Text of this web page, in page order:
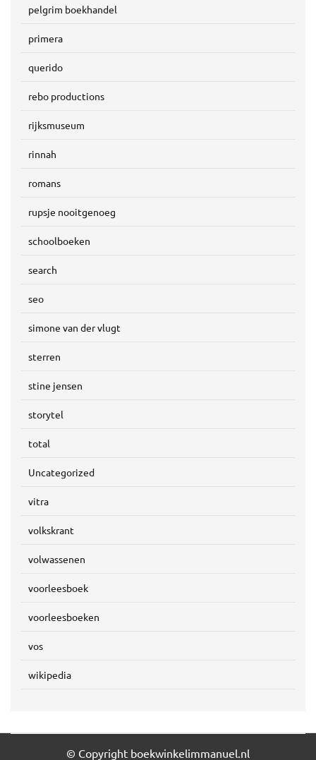
pelgrim boekhandel
primera
querido
rebo productions
rijksmuseum
rinnah
romans
rupsje nooitgenoeg
schoolboeken
search
seo
simone van der vlugt
sterren
stine jensen
storytel
total
Uncategorized
vitra
volkskrant
volwassenen
voorleesboek
voorleesboeken
vos
wikipedia
© Copyright boekwinkelimmanuel.nl